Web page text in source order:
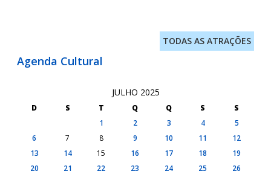
TODAS AS ATRAÇÕES
Agenda Cultural
JULHO 2025
D S T Q Q S
S
1
2 3 4
5
6
7 8 9 10 11
12
13
14 15 16 17 18
19
20
21 22 23 24 25
26